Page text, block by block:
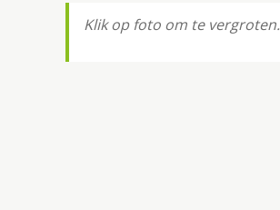
Klik op foto om te vergroten.